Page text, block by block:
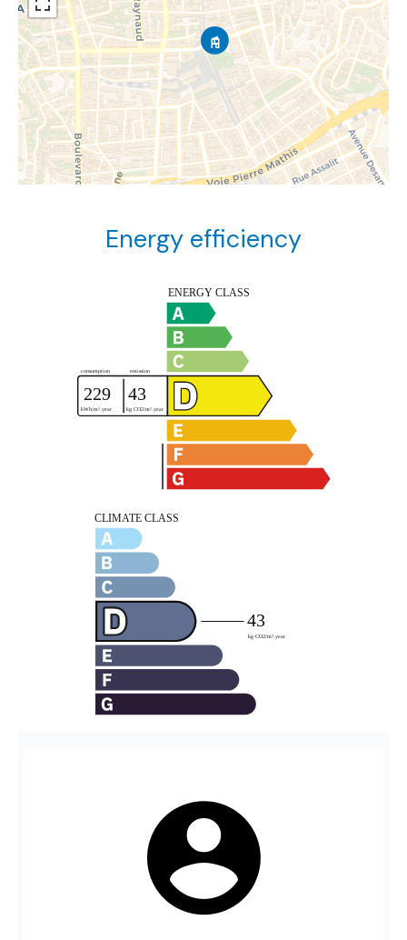
Energy efficiency